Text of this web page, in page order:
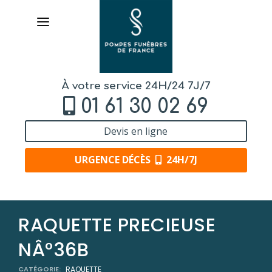
À votre service 24H/24 7J/7
01 61 30 02 69
Devis en ligne
URGENCE DÉCÈS 24H/7J
ORGANISER DES OBSÈQUES
PRÉVOIR SES OBSÈQUES
RAQUETTE PRECIEUSE
NÂ°36B
CATÉGORIE: RAQUETTE